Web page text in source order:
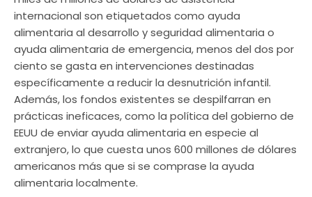
internacional son etiquetados como ayuda
alimentaria al desarrollo y seguridad alimentaria o
ayuda alimentaria de emergencia, menos del dos por
ciento se gasta en intervenciones destinadas
específicamente a reducir la desnutrición infantil.
Además, los fondos existentes se despilfarran en
prácticas ineficaces, como la política del gobierno de
EEUU de enviar ayuda alimentaria en especie al
extranjero, lo que cuesta unos 600 millones de dólares
americanos más que si se comprase la ayuda
alimentaria localmente.